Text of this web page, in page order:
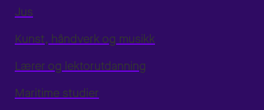
Jus
Kunst, håndverk og musikk
Lærer og lektorutdanning
Maritime studier